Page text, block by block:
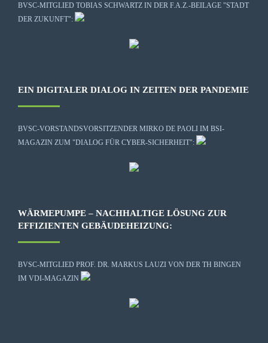
BVSC-MITGLIED TOBIAS SCHWARTZ IN DER F.A.Z.-BEILAGE "STADT
DER ZUKUNFT":
EIN DIGITALER DIALOG IN ZEITEN DER PANDEMIE
BVSC-VORSTANDSVORSITZENDER MIRKO DE PAOLI IM BSI-
MAGAZIN ZUM "DIALOG FÜR CYBER-SICHERHEIT":
WÄRMEPUMPE – NACHHALTIGE LÖSUNG ZUR
EFFIZIENTEN GEBÄUDEHEIZUNG:
BVSC-MITGLIED PROF. DR. MARKUS LAUZI VON DER TH BINGEN
IM VDI-MAGAZIN